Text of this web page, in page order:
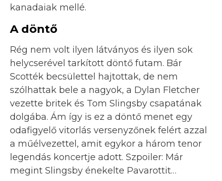
kanadaiak mellé.
A döntő
Rég nem volt ilyen látványos és ilyen sok
helycserével tarkított döntő futam. Bár
Scotték becsülettel hajtottak, de nem
szólhattak bele a nagyok, a Dylan Fletcher
vezette britek és Tom Slingsby csapatának
dolgába. Ám így is ez a döntő menet egy
odafigyelő vitorlás versenyzőnek felért azzal
a műélvezettel, amit egykor a három tenor
legendás koncertje adott. Szpoiler: Már
megint Slingsby énekelte Pavarottit…